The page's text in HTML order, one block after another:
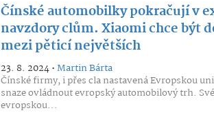
Čínské automobilky pokračují v
navzdory clům. Xiaomi chce být
mezi pěticí největších
23. 8. 2024 •Martin Bárta
Čínské firmy, i přes cla nastavená Evropskou
snaze ovládnout evropský automobilový trh.
evropskou...